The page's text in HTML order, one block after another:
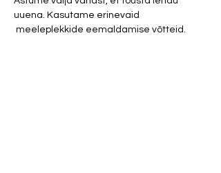
uuena. Kasutame erinevaid
meeleplekkide eemaldamise võtteid.